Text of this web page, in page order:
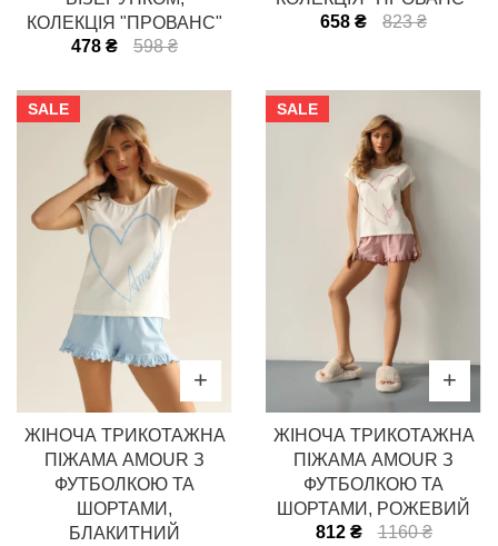
КОЛЕКЦІЯ "ПРОВАНС"
478 ₴
598 ₴
658 ₴
823 ₴
SALE
ЖІНОЧА ТРИКОТАЖНА
ПІЖАМА AMOUR З
ФУТБОЛКОЮ ТА
ШОРТАМИ,
БЛАКИТНИЙ
SALE
ЖІНОЧА ТРИКОТАЖНА
ПІЖАМА AMOUR З
ФУТБОЛКОЮ ТА
ШОРТАМИ, РОЖЕВИЙ
812 ₴
1160 ₴